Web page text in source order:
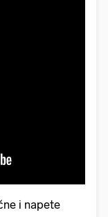
i napete